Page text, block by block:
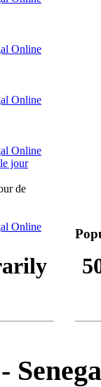
Online
Online
Online
jour
de
Online